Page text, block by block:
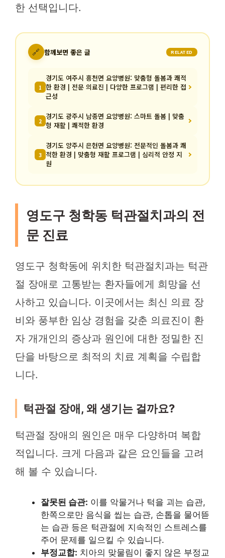
한 선택입니다.
🔗 함께보면 좋은 글 RELATED
1
경기도 여주시 흥천면 요양병원: 맞춤형 돌봄과 쾌적
한 환경 | 전문 의료진 | 다양한 프로그램 | 편리한 접
근성
2 경기도 광주시 남종면 요양병원: 스마트 돌봄 | 맞춤
형 재활 | 쾌적한 환경
3
경기도 양주시 은현면 요양병원: 전문적인 돌봄과 쾌
적한 환경 | 맞춤형 재활 프로그램 | 심리적 안정 지
원
영도구 청학동 턱관절치과의 전
문 진료
영도구 청학동에 위치한 턱관절치과는 턱관
절 장애로 고통받는 환자들에게 희망을 선
사하고 있습니다. 이곳에서는 최신 의료 장
비와 풍부한 임상 경험을 갖춘 의료진이 환
자 개개인의 증상과 원인에 대한 정밀한 진
단을 바탕으로 최적의 치료 계획을 수립합
니다.
턱관절 장애, 왜 생기는 걸까요?
턱관절 장애의 원인은 매우 다양하며 복합
적입니다. 크게 다음과 같은 요인들을 고려
해 볼 수 있습니다.
잘못된 습관: 이를 악물거나 턱을 괴는 습관,
한쪽으로만 음식을 씹는 습관, 손톱을 물어뜯
는 습관 등은 턱관절에 지속적인 스트레스를
주어 문제를 일으킬 수 있습니다.
부정교합: 치아의 맞물림이 좋지 않은 부정교